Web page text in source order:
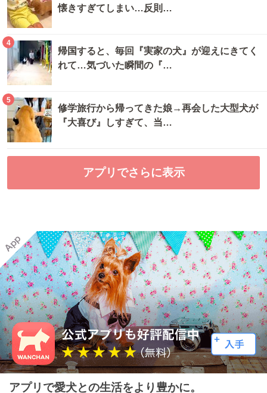
懐きすぎてしまい…反則…
4
帰国すると、毎回『実家の犬』が迎えにきてく
れて…気づいた瞬間の『…
5
修学旅行から帰ってきた娘→再会した大型犬が
『大喜び』しすぎて、当…
アプリでさらに表示
アプリで愛犬との生活をより豊かに。